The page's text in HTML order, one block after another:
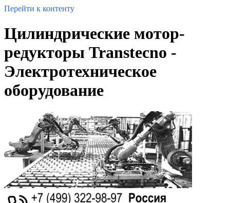
Перейти к контенту
Цилиндрические мотор-
редукторы Transtecno -
Электротехническое
оборудование